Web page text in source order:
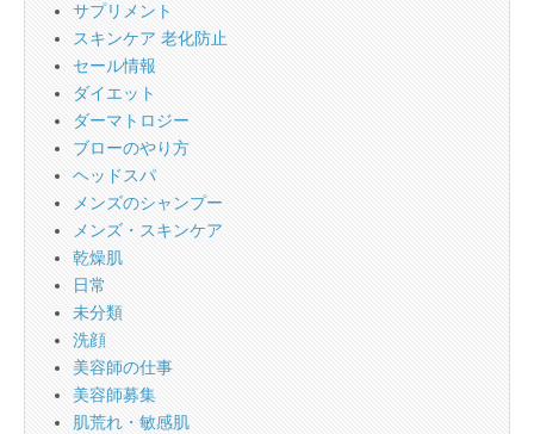
サプリメント
スキンケア 老化防止
セール情報
ダイエット
ダーマトロジー
ブローのやり方
ヘッドスパ
メンズのシャンプー
メンズ・スキンケア
乾燥肌
日常
未分類
洗顔
美容師の仕事
美容師募集
肌荒れ・敏感肌